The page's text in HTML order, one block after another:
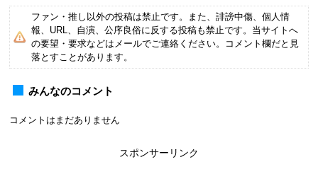
ファン・推し以外の投稿は禁止です。また、誹謗中傷、個人情
報、URL、自演、公序良俗に反する投稿も禁止です。当サイトへ
の要望・要求などはメールでご連絡ください。コメント欄だと見
落とすことがあります。
みんなのコメント
コメントはまだありません
スポンサーリンク